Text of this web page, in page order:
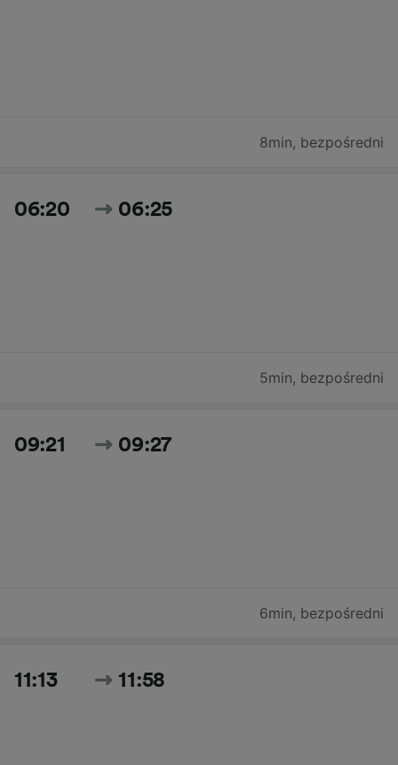
8min, bezpośredni
06:20 06:25
5min, bezpośredni
09:21 09:27
6min, bezpośredni
11:13 11:58